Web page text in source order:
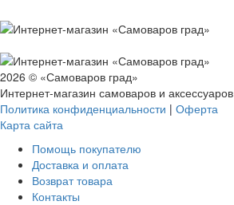
2026 © «Самоваров град»
Интернет-магазин самоваров и аксессуаров
Политика конфиденциальности | Оферта
Карта сайта
Помощь покупателю
Доставка и оплата
Возврат товара
Контакты